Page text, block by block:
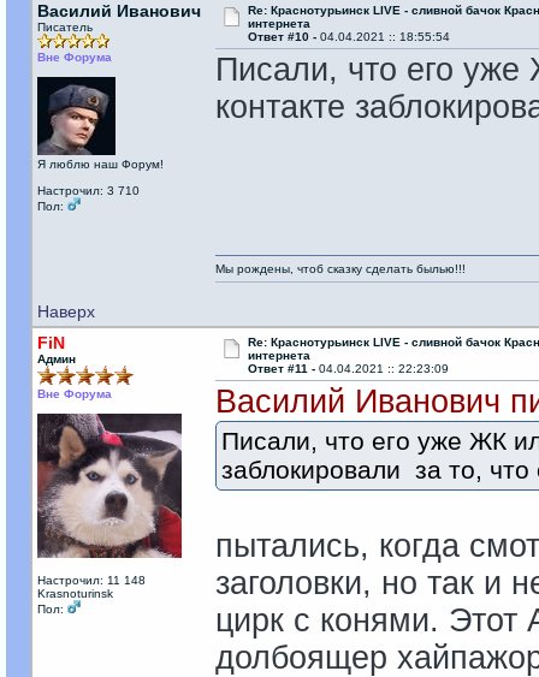
Василий Иванович
Писатель
Вне Форума
Я люблю наш Форум!
Настрочил: 3 710
Пол:
Re: Краснотурьинск LIVE - сливной бачок
интернета
Ответ #10 - 04.04.2021 :: 18:55:54
Писали, что его
контакте
Наверх
Мы рождены, чтоб сказку сделать былью!!!
FiN
Админ
Вне Форума
Настрочил: 11 148
Krasnoturinsk
Пол:
Re: Краснотурьинск LIVE - сливной бачок
интернета
Ответ #11 - 04.04.2021 :: 22:23:09
Василий Иванович
Писали, что его уже ЖК
заблокировали за то, что
пытались, когда
заголовки, но так и
цирк с конями. Этот
долбоящер